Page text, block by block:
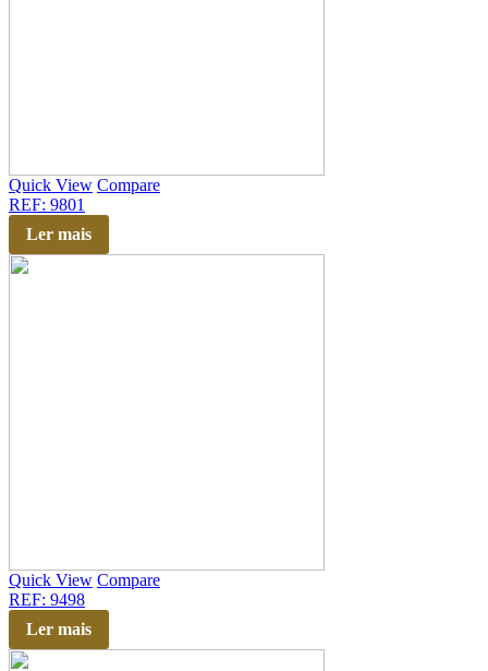
Quick View Compare
REF: 9801
Ler mais
Quick View Compare
REF: 9498
Ler mais